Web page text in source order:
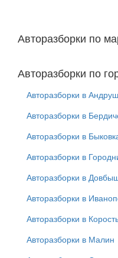
Авторазборки по
Авторазборки по
Авторазборки в
Авторазборки в
Авторазборки в
Авторазборки в
Авторазборки в
Авторазборки в
Авторазборки в
Авторазборки в Малин